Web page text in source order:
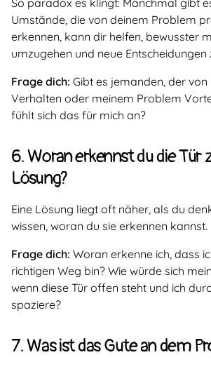
So paradox es klingt: Manchmal gibt
Umstände, die von deinem Problem
erkennen, kann dir helfen, bewusster
umzugehen und neue Entscheidungen
Frage dich: Gibt es jemanden, der von
Verhalten oder meinem Problem
fühlt sich das für mich an?
6. Woran erkennst du die Tür
Lösung?
Eine Lösung liegt oft näher, als du
wissen, woran du sie erkennen kannst.
Frage dich: Woran erkenne ich, dass
richtigen Weg bin? Wie würde sich
wenn diese Tür offen steht und ich
spaziere?
7. Was ist das Gute an dem